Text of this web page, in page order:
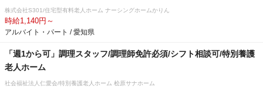
株式会社S301/住宅型有料老人ホーム ナーシングホームかりん
時給1,140円～
アルバイト・パート / 愛知県
「週1から可」調理スタッフ/調理師免許必須/シフト相談可/特別養護
老人ホーム
社会福祉法人仁愛会/特別養護老人ホーム 桧原サナホーム